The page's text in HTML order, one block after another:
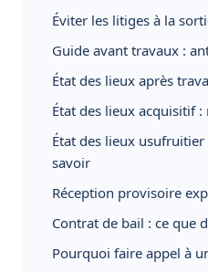
Éviter les litiges à la
Guide avant travaux :
État des lieux après
État des lieux acquisitif :
État des lieux usufruitier
savoir
Réception provisoire
Contrat de bail : ce que
Pourquoi faire appel à